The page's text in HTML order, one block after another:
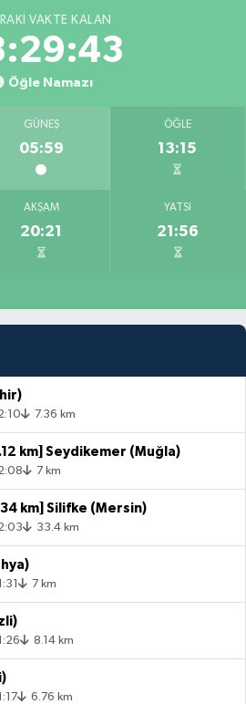
VAKTE KALAN
Öğle Namazı
GÜNEŞ
05:59
ÖĞLE
13:15
AKŞAM
20:21
YATSI
21:56
7.36 km
km] Seydikemer (Muğla)
7 km
km] Silifke (Mersin)
33.4 km
7 km
8.14 km
6.76 km